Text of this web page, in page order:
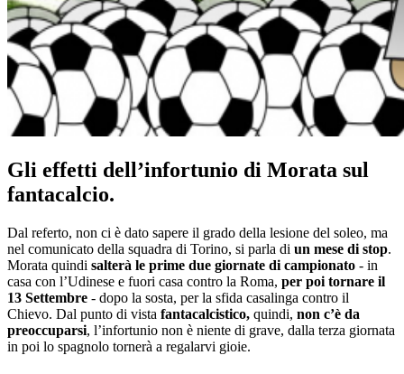
Gli effetti dell’infortunio di Morata sul
fantacalcio.
Dal referto, non ci è dato sapere il grado della lesione del soleo, ma
nel comunicato della squadra di Torino, si parla di un mese di stop.
Morata quindi salterà le prime due giornate di campionato - in
casa con l’Udinese e fuori casa contro la Roma, per poi tornare il
13 Settembre - dopo la sosta, per la sfida casalinga contro il
Chievo. Dal punto di vista fantacalcistico, quindi, non c’è da
preoccuparsi, l’infortunio non è niente di grave, dalla terza giornata
in poi lo spagnolo tornerà a regalarvi gioie.